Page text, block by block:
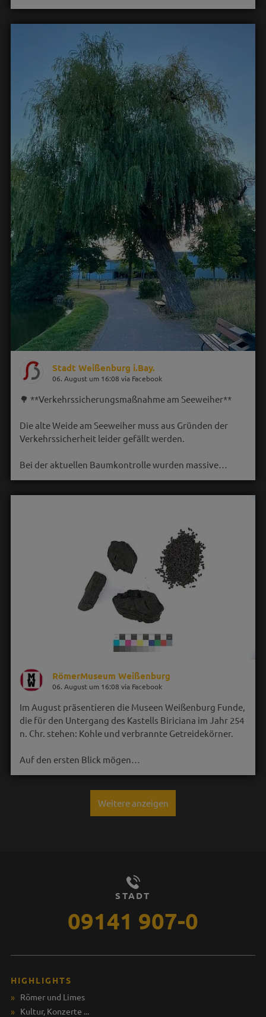
Stadt Weißenburg i.Bay.
06. August um 16:08 via Facebook
🌳 **Verkehrssicherungsmaßnahme am Seeweiher**
Die alte Weide am Seeweiher muss aus Gründen der
Verkehrssicherheit leider gefällt werden.
Bei der aktuellen Baumkontrolle wurden massive…
RömerMuseum Weißenburg
06. August um 16:08 via Facebook
Im August präsentieren die Museen Weißenburg Funde,
die für den Untergang des Kastells Biriciana im Jahr 254
n. Chr. stehen: Kohle und verbrannte Getreidekörner.
Auf den ersten Blick mögen…
Weitere anzeigen
STADT
09141 907-0
HIGHLIGHTS
Römer und Limes
Kultur, Konzerte ...